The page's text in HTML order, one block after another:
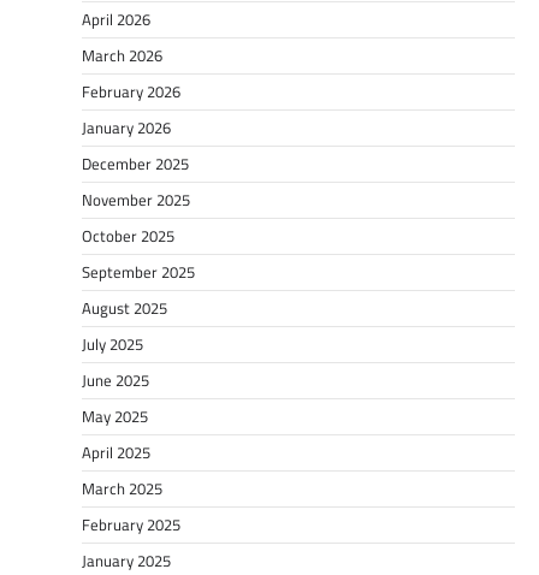
April 2026
March 2026
February 2026
January 2026
December 2025
November 2025
October 2025
September 2025
August 2025
July 2025
June 2025
May 2025
April 2025
March 2025
February 2025
January 2025